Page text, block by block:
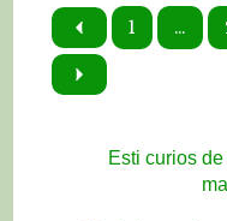
1 …
Esti curios